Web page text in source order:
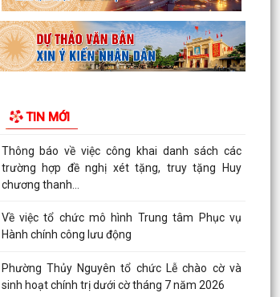
TIN MỚI
Thông báo Cưỡng chế thu hồi đất thực hiện Dự
án đầu tư xây dựng tuyến đường từ khu đô thị
Bắc sông...
Thông báo về việc thực hiện công tác đăng ký
bàn...
trường hợp đề nghị xét tặng, truy tặng Huy
chương thanh...
Về việc tổ chức mô hình Trung tâm Phục vụ
Hành chính công lưu động
sinh hoạt chính trị dưới cờ tháng 7 năm 2026